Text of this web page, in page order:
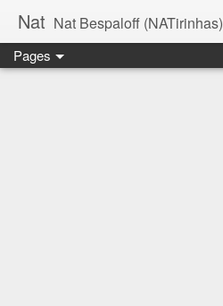
Nat Nat Bespaloff (NATirinhas)
Pages